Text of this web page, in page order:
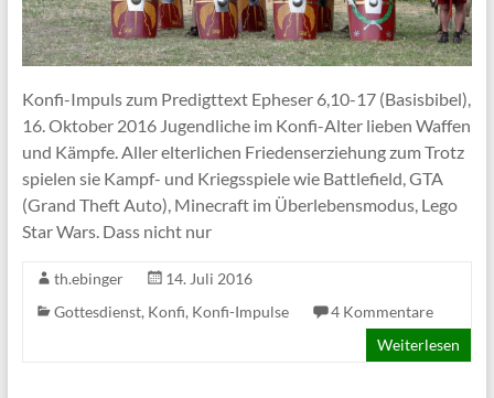
Konfi-Impuls zum Predigttext Epheser 6,10-17 (Basisbibel),
16. Oktober 2016 Jugendliche im Konfi-Alter lieben Waffen
und Kämpfe. Aller elterlichen Friedenserziehung zum Trotz
spielen sie Kampf- und Kriegsspiele wie Battlefield, GTA
(Grand Theft Auto), Minecraft im Überlebensmodus, Lego
Star Wars. Dass nicht nur
th.ebinger
14. Juli 2016
Gottesdienst, Konfi, Konfi-Impulse
4 Kommentare
Weiterlesen